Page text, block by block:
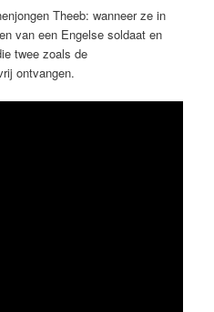
Theeb: wanneer ze in
van een Engelse soldaat en
twee zoals de
ontvangen.